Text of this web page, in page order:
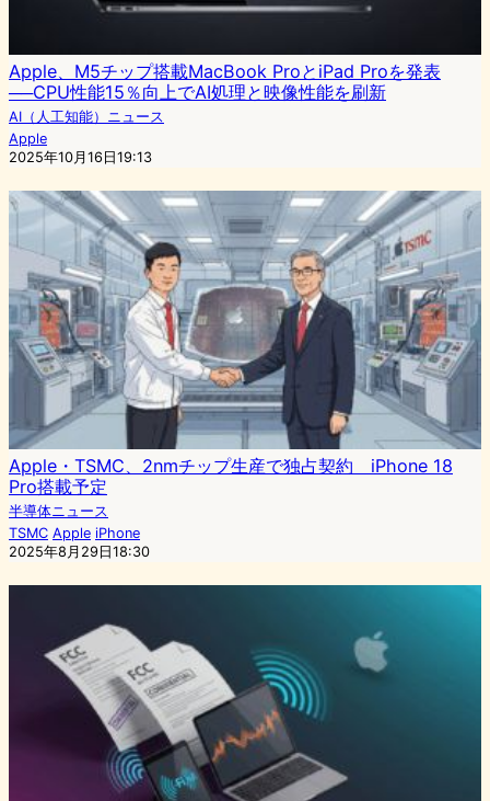
Apple、M5チップ搭載MacBook ProとiPad Proを発表
──CPU性能15％向上でAI処理と映像性能を刷新
AI（人工知能）ニュース
Apple
2025年10月16日19:13
Apple・TSMC、2nmチップ生産で独占契約 iPhone 18
Pro搭載予定
半導体ニュース
TSMC Apple iPhone
2025年8月29日18:30